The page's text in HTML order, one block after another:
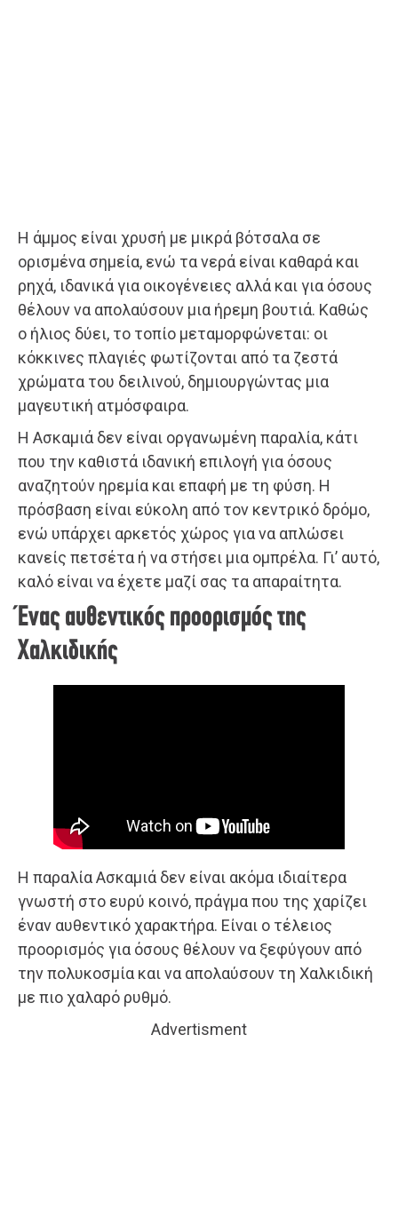
Η άμμος είναι χρυσή με μικρά βότσαλα σε
ορισμένα σημεία, ενώ τα νερά είναι καθαρά και
ρηχά, ιδανικά για οικογένειες αλλά και για όσους
θέλουν να απολαύσουν μια ήρεμη βουτιά. Καθώς
ο ήλιος δύει, το τοπίο μεταμορφώνεται: οι
κόκκινες πλαγιές φωτίζονται από τα ζεστά
χρώματα του δειλινού, δημιουργώντας μια
μαγευτική ατμόσφαιρα.
Η Ασκαμιά δεν είναι οργανωμένη παραλία, κάτι
που την καθιστά ιδανική επιλογή για όσους
αναζητούν ηρεμία και επαφή με τη φύση. Η
πρόσβαση είναι εύκολη από τον κεντρικό δρόμο,
ενώ υπάρχει αρκετός χώρος για να απλώσει
κανείς πετσέτα ή να στήσει μια ομπρέλα. Γι’ αυτό,
καλό είναι να έχετε μαζί σας τα απαραίτητα.
Ένας αυθεντικός προορισμός της
Χαλκιδικής
Η παραλία Ασκαμιά δεν είναι ακόμα ιδιαίτερα
γνωστή στο ευρύ κοινό, πράγμα που της χαρίζει
έναν αυθεντικό χαρακτήρα. Είναι ο τέλειος
προορισμός για όσους θέλουν να ξεφύγουν από
την πολυκοσμία και να απολαύσουν τη Χαλκιδική
με πιο χαλαρό ρυθμό.
Advertisment